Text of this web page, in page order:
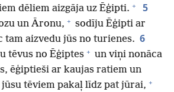
dēliem aizgāja uz Ēģipti. + 5
un Āronu, + sodīju Ēģipti ar
tam aizvedu jūs no turienes. 6
tēvus no Ēģiptes + un viņi nonāca
ēģiptieši ar kaujas ratiem un
tēviem pakaļ līdz pat jūrai, +